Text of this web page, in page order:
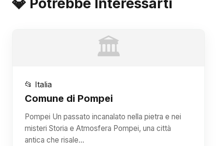
🏛️
📂 Italia
Comune di Pompei
Pompei Un passato incanalato nella pietra e nei
misteri Storia e Atmosfera Pompei, una città
antica che risale…